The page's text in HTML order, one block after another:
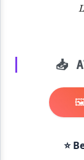
📥
🖼️
⭐